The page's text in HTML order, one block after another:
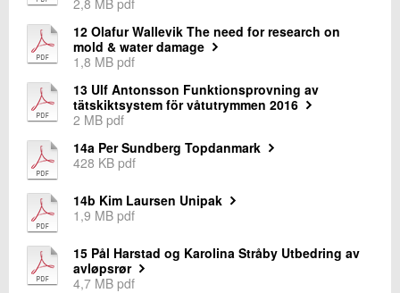
12 Olafur Wallevik The need for research on
mold & water damage
1,8 MB pdf
13 Ulf Antonsson Funktionsprovning av
tätskiktsystem för våtutrymmen 2016
2 MB pdf
14a Per Sundberg Topdanmark
428 KB pdf
14b Kim Laursen Unipak
1,9 MB pdf
15 Pål Harstad og Karolina Stråby Utbedring av
avløpsrør
4,7 MB pdf